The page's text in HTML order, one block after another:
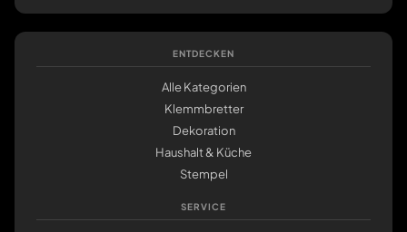
ENTDECKEN
Alle Kategorien
Klemmbretter
Dekoration
Haushalt & Küche
Stempel
SERVICE